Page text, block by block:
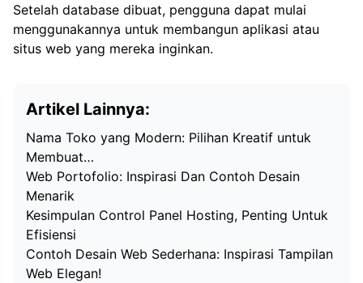
Setelah database dibuat, pengguna dapat mulai
menggunakannya untuk membangun aplikasi atau
situs web yang mereka inginkan.
Artikel Lainnya:
Nama Toko yang Modern: Pilihan Kreatif untuk
Membuat…
Web Portofolio: Inspirasi Dan Contoh Desain
Menarik
Kesimpulan Control Panel Hosting, Penting Untuk
Efisiensi
Contoh Desain Web Sederhana: Inspirasi Tampilan
Web Elegan!